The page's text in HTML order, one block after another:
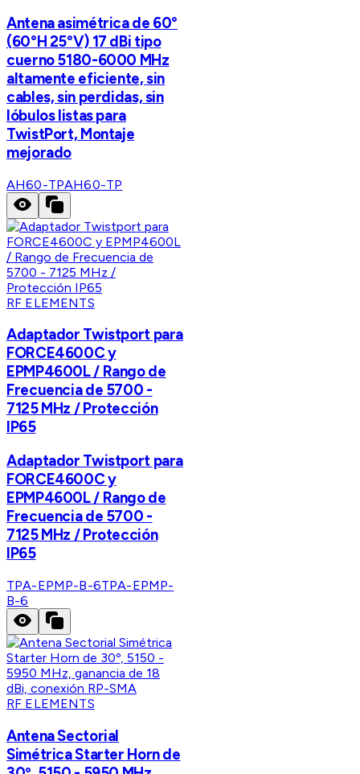
Antena asimétrica de 60°
(60°H 25°V) 17 dBi tipo
cuerno 5180-6000 MHz
altamente eficiente, sin
cables, sin perdidas, sin
lóbulos listas para
TwistPort, Montaje
mejorado
AH60-TPAH60-TP
RF ELEMENTS
Adaptador Twistport para
FORCE4600C y
EPMP4600L / Rango de
Frecuencia de 5700 -
7125 MHz / Protección
IP65
Adaptador Twistport para
FORCE4600C y
EPMP4600L / Rango de
Frecuencia de 5700 -
7125 MHz / Protección
IP65
TPA-EPMP-B-6TPA-EPMP-
B-6
RF ELEMENTS
Antena Sectorial
Simétrica Starter Horn de